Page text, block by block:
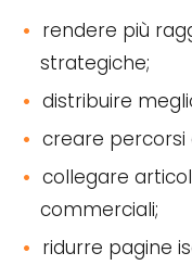
rendere più
strategiche;
distribuire
creare percorsi
collegare
commerciali;
ridurre pagine